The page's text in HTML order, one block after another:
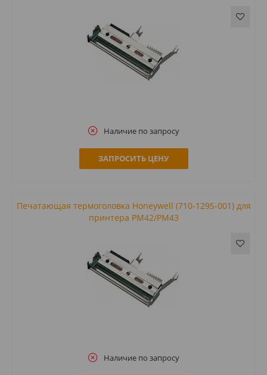
Наличие по запросу
ЗАПРОСИТЬ ЦЕНУ
Печатающая термоголовка Honeywell (710-129S-001) для
принтера PM42/PM43
Наличие по запросу